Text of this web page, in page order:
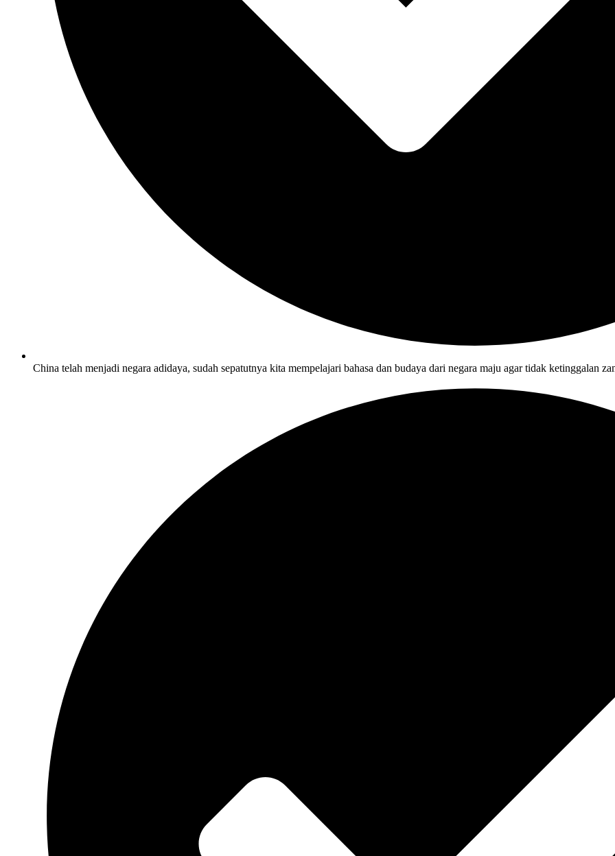
China telah menjadi negara adidaya, sudah sepatutnya kita mempelajari bahasa dan budaya dari negara maju agar tidak ketinggalan